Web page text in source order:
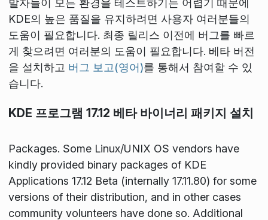
KDE의 높은 품질을 유지하려면 사용자 여러분들의
도움이 필요합니다. 최종 릴리스 이전에 버그를 빠르
게 찾으려면 여러분의 도움이 필요합니다. 베타 버전
을 설치하고 버그 보고(영어)를 통해서 참여할 수 있
습니다.
KDE 프로그램 17.12 베타 바이너리 패키지 설치
Packages. Some Linux/UNIX OS vendors have
kindly provided binary packages of KDE
Applications 17.12 Beta (internally 17.11.80) for some
versions of their distribution, and in other cases
community volunteers have done so. Additional